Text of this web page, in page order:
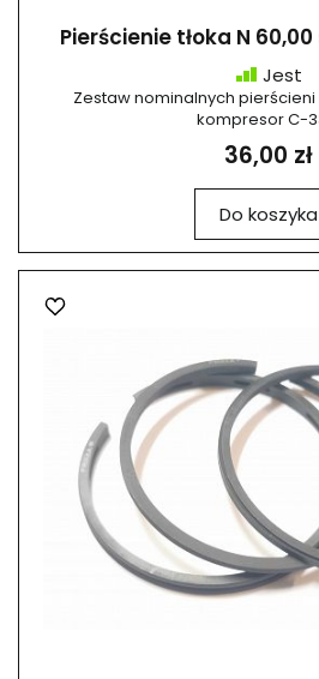
Pierścienie tłoka N
Jest
Zestaw nominalnych pierścieni
kompresor C-
36,00 zł
Do koszyka